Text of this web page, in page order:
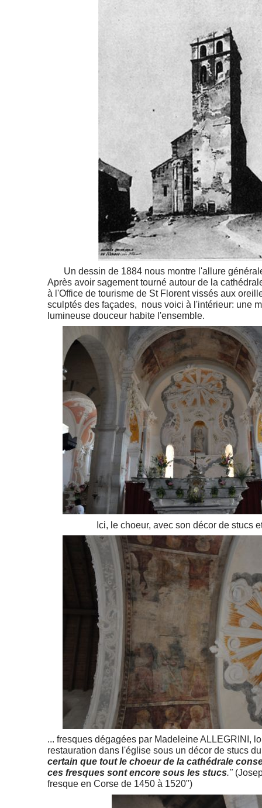
Un dessin de 1884 nous montre l'allure
Après avoir sagement tourné autour de la
à l'Office de tourisme de St Florent vissés aux
sculptés des façades, nous voici à l'intérieur: une
lumineuse douceur habite l'ensemble.
Ici, le choeur, avec son décor de stucs
... fresques dégagées par Madeleine ALLEGRINI,
restauration dans l'église sous un décor de stucs
certain que tout le choeur de la cathédrale
ces fresques sont encore sous les stucs."
fresque en Corse de 1450 à 1520")